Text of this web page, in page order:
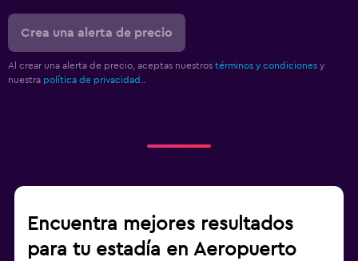
Crea una alerta de precio
Al crear una alerta de precio, aceptas nuestros términos y condiciones y
nuestra política de privacidad..
Encuentra mejores resultados
para tu estadía en Aeropuerto